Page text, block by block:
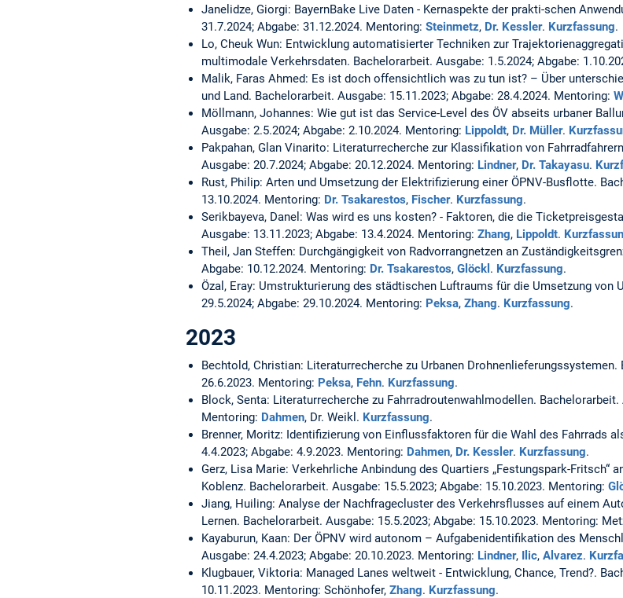
Janelidze, Giorgi: BayernBake Live Daten - Kernaspekte der prakti-schen
31.7.2024; Abgabe: 31.12.2024. Mentoring: Steinmetz, Dr. Kessler. Kurzfassung.
Lo, Cheuk Wun: Entwicklung automatisierter Techniken zur
multimodale Verkehrsdaten. Bachelorarbeit. Ausgabe: 1.5.2024; Abgabe:
Malik, Faras Ahmed: Es ist doch offensichtlich was zu tun ist? – Über
und Land. Bachelorarbeit. Ausgabe: 15.11.2023; Abgabe: 28.4.2024. Mentoring:
Möllmann, Johannes: Wie gut ist das Service-Level des ÖV abseits urbaner
Ausgabe: 2.5.2024; Abgabe: 2.10.2024. Mentoring: Lippoldt, Dr. Müller.
Pakpahan, Glan Vinarito: Literaturrecherche zur Klassifikation von
Ausgabe: 20.7.2024; Abgabe: 20.12.2024. Mentoring: Lindner, Dr. Takayasu.
Rust, Philip: Arten und Umsetzung der Elektrifizierung einer ÖPNV-Busflotte.
13.10.2024. Mentoring: Dr. Tsakarestos, Fischer. Kurzfassung.
Serikbayeva, Danel: Was wird es uns kosten? - Faktoren, die die
Ausgabe: 13.11.2023; Abgabe: 13.4.2024. Mentoring: Zhang, Lippoldt.
Theil, Jan Steffen: Durchgängigkeit von Radvorrangnetzen an
Abgabe: 10.12.2024. Mentoring: Dr. Tsakarestos, Glöckl . Kurzfassung.
Özal, Eray: Umstrukturierung des städtischen Luftraums für die Umsetzung von
29.5.2024; Abgabe: 29.10.2024. Mentoring: Peksa, Zhang. Kurzfassung.
2023
Bechtold, Christian: Literaturrecherche zu Urbanen Drohnenlieferungssystemen.
26.6.2023. Mentoring: Peksa, Fehn. Kurzfassung.
Block, Senta: Literaturrecherche zu Fahrradroutenwahlmodellen. Bachelorarbeit.
Mentoring: Dahmen, Dr. Weikl. Kurzfassung.
Brenner, Moritz: Identifizierung von Einflussfaktoren für die Wahl des Fahrrads
4.4.2023; Abgabe: 4.9.2023. Mentoring: Dahmen, Dr. Kessler. Kurzfassung.
Gerz, Lisa Marie: Verkehrliche Anbindung des Quartiers „Festungspark-Fritsch“
Koblenz. Bachelorarbeit. Ausgabe: 15.5.2023; Abgabe: 15.10.2023. Mentoring:
Jiang, Huiling: Analyse der Nachfragecluster des Verkehrsflusses auf einem
Lernen. Bachelorarbeit. Ausgabe: 15.5.2023; Abgabe: 15.10.2023. Mentoring:
Kayaburun, Kaan: Der ÖPNV wird autonom – Aufgabenidentifikation des
Ausgabe: 24.4.2023; Abgabe: 20.10.2023. Mentoring: Lindner, Ilic, Alvarez.
Klugbauer, Viktoria: Managed Lanes weltweit - Entwicklung, Chance, Trend?.
10.11.2023. Mentoring: Schönhofer, Zhang. Kurzfassung.